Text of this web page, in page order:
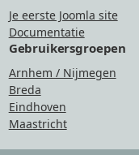
Je eerste Joomla site
Documentatie
Gebruikersgroepen
Arnhem / Nijmegen
Breda
Eindhoven
Maastricht